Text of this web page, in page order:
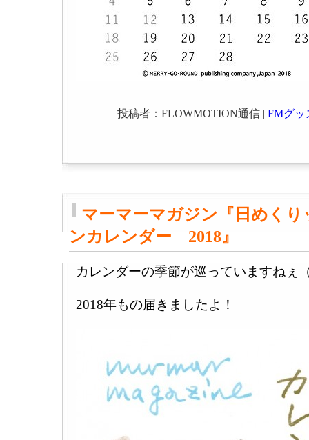
投稿者：FLOWMOTION通信 | FMグッ
マーマーマガジン『日めく
ンカレンダー 2018』
カレンダーの季節が巡っていますねぇ
2018年もの届きましたよ！